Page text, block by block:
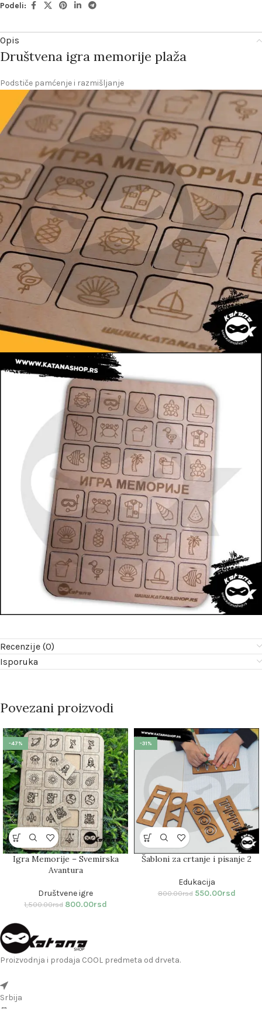
Podeli:
Opis
Društvena igra memorije plaža
Podstiče pamćenje i razmišljanje
Recenzije (0)
Isporuka
Povezani proizvodi
-47%
Igra Memorije – Svemirska
Avantura
Društvene igre
1,500.00rsd 800.00rsd
-31%
Šabloni za crtanje i pisanje 2
Edukacija
800.00rsd 550.00rsd
Proizvodnja i prodaja COOL predmeta od drveta.
Srbija